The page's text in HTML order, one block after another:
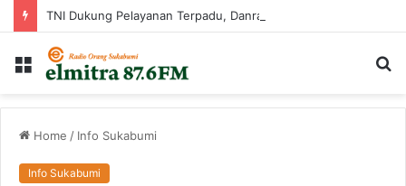
Menu
Home / Info Sukabumi
Info Sukabumi